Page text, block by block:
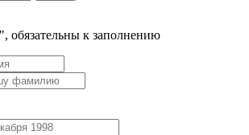
обязательны к заполнению